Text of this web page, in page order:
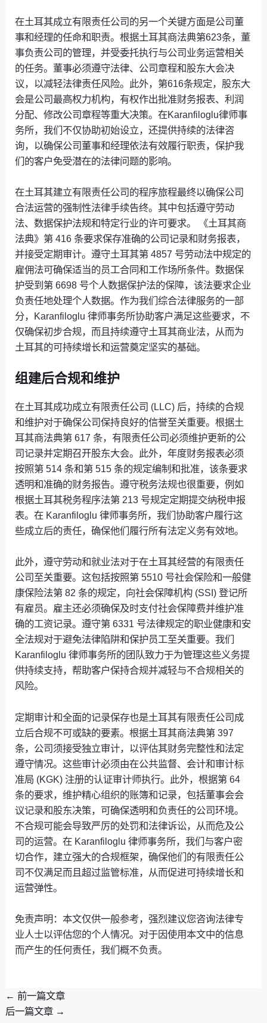
在土耳其成立有限责任公司的另一个关键方面是公司董
事和经理的任命和职责。根据土耳其商法典第623条，董
事负责公司的管理，并受委托执行与公司业务运营相关
的任务。董事必须遵守法律、公司章程和股东大会决
议，以减轻法律责任风险。此外，第616条规定，股东大
会是公司最高权力机构，有权作出批准财务报表、利润
分配、修改公司章程等重大决策。在Karanfiloglu律师事
务所，我们不仅协助初始设立，还提供持续的法律咨
询，以确保公司董事和经理依法有效履行职责，保护我
们的客户免受潜在的法律问题的影响。
在土耳其建立有限责任公司的程序旅程最终以确保公司
合法运营的强制性法律手续告终。其中包括遵守劳动
法、数据保护法规和特定行业的许可要求。 《土耳其商
法典》第 416 条要求保存准确的公司记录和财务报表，
并接受定期审计。遵守土耳其第 4857 号劳动法中规定的
雇佣法可确保适当的员工合同和工作场所条件。数据保
护受到第 6698 号个人数据保护法的保障，该法要求企业
负责任地处理个人数据。作为我们综合法律服务的一部
分，Karanfiloglu 律师事务所协助客户满足这些要求，不
仅确保初步合规，而且持续遵守土耳其商业法，从而为
土耳其的可持续增长和运营奠定坚实的基础。
组建后合规和维护
在土耳其成功成立有限责任公司 (LLC) 后，持续的合规
和维护对于确保公司保持良好的信誉至关重要。根据土
耳其商法典第 617 条，有限责任公司必须维护更新的公
司记录并定期召开股东大会。此外，年度财务报表必须
按照第 514 条和第 515 条的规定编制和批准，该条要求
透明和准确的财务报告。遵守税务法规也很重要，例如
根据土耳其税务程序法第 213 号规定定期提交纳税申报
表。在 Karanfiloglu 律师事务所，我们协助客户履行这
些成立后的责任，确保他们履行所有法定义务有效地。
此外，遵守劳动和就业法对于在土耳其经营的有限责任
公司至关重要。这包括按照第 5510 号社会保险和一般健
康保险法第 82 条的规定，向社会保障机构 (SSI) 登记所
有雇员。雇主还必须确保及时支付社会保障费并维护准
确的工资记录。遵守第 6331 号法律规定的职业健康和安
全法规对于避免法律陷阱和保护员工至关重要。我们
Karanfiloglu 律师事务所的团队致力于为管理这些义务提
供持续支持，帮助客户保持合规并减轻与不合规相关的
风险。
定期审计和全面的记录保存也是土耳其有限责任公司成
立后合规不可或缺的要素。根据土耳其商法典第 397
条，公司须接受独立审计，以评估其财务完整性和法定
遵守情况。这些审计必须由在公共监督、会计和审计标
准局 (KGK) 注册的认证审计师执行。此外，根据第 64
条的要求，维护精心组织的账簿和记录，包括董事会会
议记录和股东决策，可确保透明和负责任的公司环境。
不合规可能会导致严厉的处罚和法律诉讼，从而危及公
司的运营。在 Karanfiloglu 律师事务所，我们与客户密
切合作，建立强大的合规框架，确保他们的有限责任公
司不仅满足而且超过监管标准，从而促进可持续增长和
运营弹性。
免责声明：本文仅供一般参考，强烈建议您咨询法律专
业人士以评估您的个人情况。对于因使用本文中的信息
而产生的任何责任，我们概不负责。
← 前一篇文章
后一篇文章 →